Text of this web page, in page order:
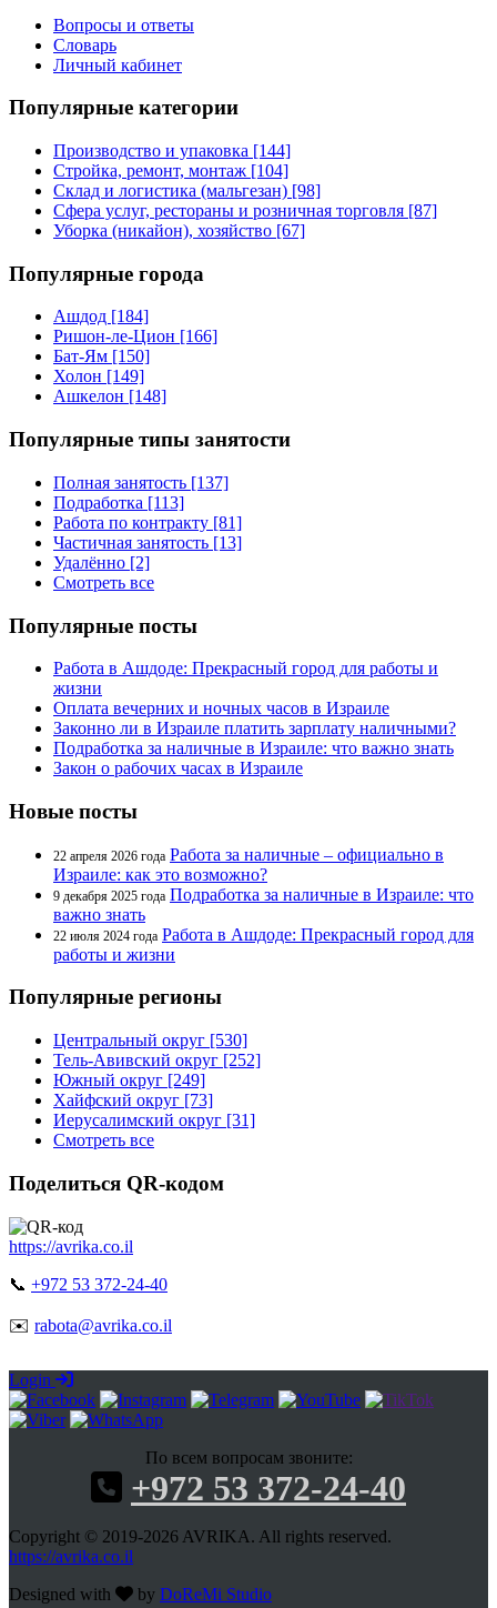
Вопросы и ответы
Словарь
Личный кабинет
Популярные категории
Производство и упаковка [144]
Стройка, ремонт, монтаж [104]
Склад и логистика (мальгезан) [98]
Сфера услуг, рестораны и розничная торговля [87]
Уборка (никайон), хозяйство [67]
Популярные города
Ашдод [184]
Ришон-ле-Цион [166]
Бат-Ям [150]
Холон [149]
Ашкелон [148]
Популярные типы занятости
Полная занятость [137]
Подработка [113]
Работа по контракту [81]
Частичная занятость [13]
Удалённо [2]
Смотреть все
Популярные посты
Работа в Ашдоде: Прекрасный город для работы и
жизни
Оплата вечерних и ночных часов в Израиле
Законно ли в Израиле платить зарплату наличными?
Подработка за наличные в Израиле: что важно знать
Закон о рабочих часах в Израиле
Новые посты
22 апреля 2026 года Работа за наличные – официально в
Израиле: как это возможно?
9 декабря 2025 года Подработка за наличные в Израиле: что
важно знать
22 июля 2024 года Работа в Ашдоде: Прекрасный город для
работы и жизни
Популярные регионы
Центральный округ [530]
Тель-Авивский округ [252]
Южный округ [249]
Хайфский округ [73]
Иерусалимский округ [31]
Смотреть все
Поделиться QR-кодом
https://avrika.co.il
📞 +972 53 372-24-40
✉️ rabota@avrika.co.il
Login
По всем вопросам звоните:
+972 53 372-24-40
Copyright © 2019-2026 AVRIKA. All rights reserved.
https://avrika.co.il
Designed with
by DoReMi Studio